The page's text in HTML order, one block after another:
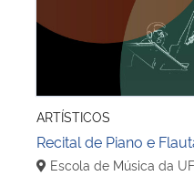
ARTÍSTICOS
Recital de Piano e
Escola de Música da